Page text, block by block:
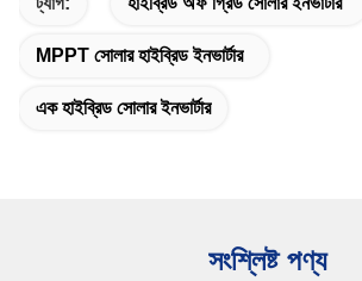
MPPT সোলার হাইব্রিড ইনভার্টার
এক হাইব্রিড সোলার ইনভার্টার
সংশ্লিষ্ট পণ্য